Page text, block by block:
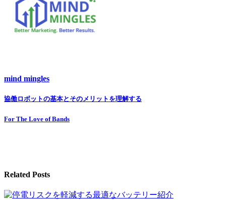
mind mingles
Post
navigation
協働ロボットの基本とそのメリットを理解する
For The Love of Bands
Related Posts